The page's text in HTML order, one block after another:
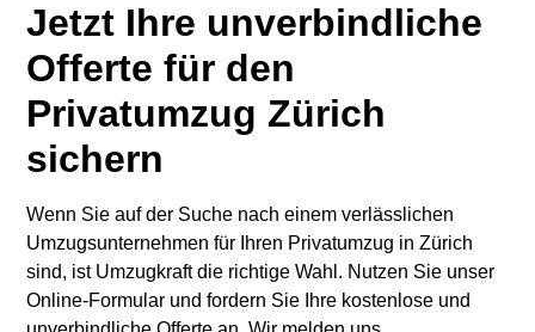
Jetzt Ihre unverbindliche
Offerte für den
Privatumzug Zürich
sichern
Wenn Sie auf der Suche nach einem verlässlichen
Umzugsunternehmen für Ihren Privatumzug in Zürich
sind, ist Umzugkraft die richtige Wahl. Nutzen Sie unser
Online-Formular und fordern Sie Ihre kostenlose und